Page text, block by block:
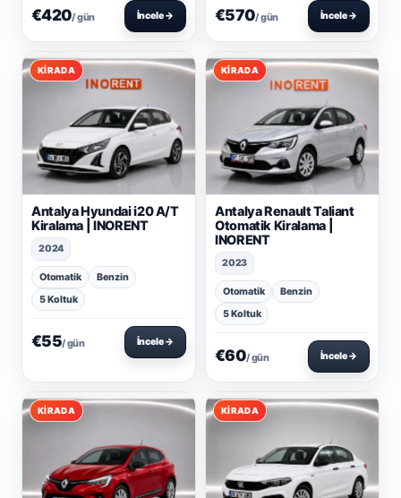
€420/ gün İncele → €570/ gün İncele →
KIRADA
Antalya Hyundai i20 A/T
Kiralama | INORENT
2024
Otomatik
Benzin
5 Koltuk
€55/ gün İncele →
KIRADA
Antalya Renault Taliant
Otomatik Kiralama |
INORENT
2023
Otomatik
Benzin
5 Koltuk
€60/ gün İncele →
KIRADA KIRADA